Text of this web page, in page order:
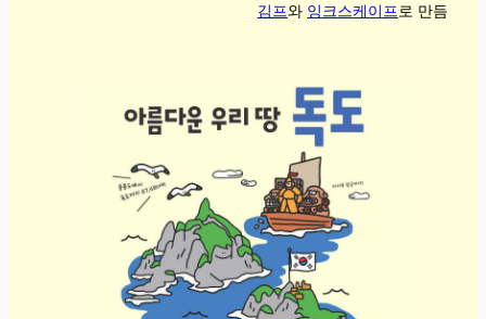
김프와 잉크스케이프로 만듬